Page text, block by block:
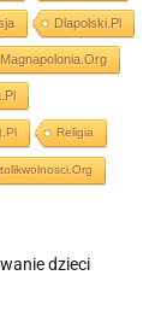
Dlapolski.pl
Magnapolonia.org
Religia
dzieci